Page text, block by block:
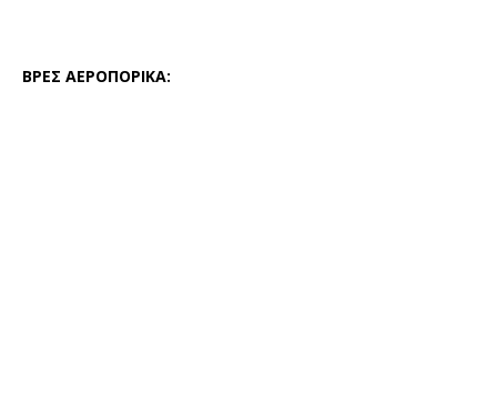
ΒΡΕΣ ΑΕΡΟΠΟΡΙΚΑ: